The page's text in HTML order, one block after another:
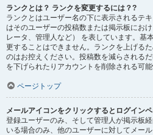
ランクとは？ ランクを変更するには？?
ランクとはユーザー名の下に表示されるテ
はそのユーザーの投稿数または掲示板にお
レータ、管理人など） を表しています。基
更することはできません。ランクを上げる
のはお控えください。投稿数を減らされる
を下げられたりアカウントを削除される可能
ページトップ
メールアイコンをクリックするとログイン
登録ユーザーのみ、そして管理人が掲示板
いる場合のみ、他のユーザーに対してメー